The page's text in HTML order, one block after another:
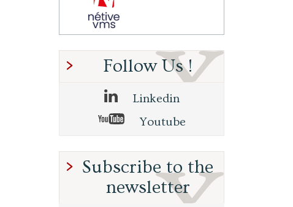
Follow Us !
Linkedin
Youtube
Subscribe to the
newsletter